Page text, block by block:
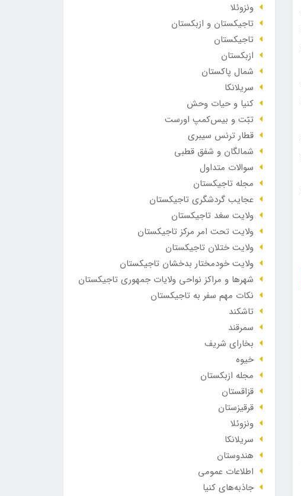
ونزوئلا
تاجیکستان و ازبکستان
تاجیکستان
ازبکستان
شمال پاکستان
سریلانکا
کنیا و حیات وحش
تبّت و بیس‌کمپ اورست
قطار ترنس سیبری
شمالگان و شفق قطبی
سوالات متداول
مجله تاجیکستان
عجایب گردشگری تاجیکستان
ولایت سغد تاجیکستان
ولایت تحت امر مرکز تاجیکستان
ولایت ختلان تاجیکستان
ولایت خودمختار بدخشان تاجیکستان
شهرها و مراکز نواحی ولایات جمهوری تاجیکستان
نکات مهم سفر به تاجیکستان
تاشکند
سمرقند
بخارای شریف
خیوه
مجله ازبکستان
قزاقستان
قرقیزستان
ونزوئلا
سریلانکا
هندوستان
اطلاعات عمومی
جاذبه‌های کنیا